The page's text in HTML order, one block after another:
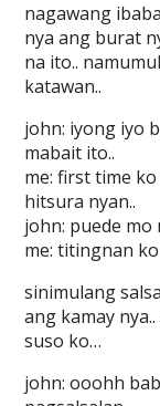
nagawang
nya ang burat
na ito..
katawan..
john: iyong iyo
mabait ito..
me: first time
hitsura nyan..
john: puede
me: titingnan
sinimulang
ang kamay
suso ko…
john: ooohh